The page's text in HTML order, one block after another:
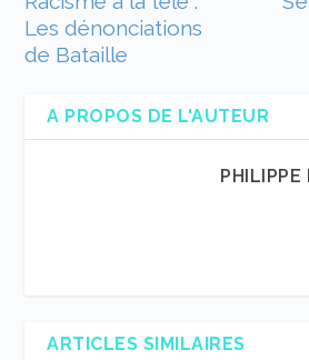
Les dénonciations
de Bataille
A PROPOS DE L'AUTEUR
PHILIPPE
ARTICLES SIMILAIRES